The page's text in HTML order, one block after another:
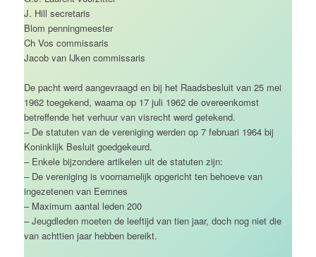
J. Hill secretaris
Blom penningmeester
Ch Vos commissaris
Jacob van IJken commissaris
De pacht werd aangevraagd en bij het Raadsbesluit van 25 mei
1962 toegekend, waarna op 17 juli 1962 de overeenkomst
betreffende het verhuur van visrecht werd getekend.
– De statuten van de vereniging werden op 7 februari 1964 bij
Koninklijk Besluit goedgekeurd.
– Enkele bijzondere artikelen uit de statuten zijn:
– De vereniging is voornamelijk opgericht ten behoeve van
ingezetenen van Eemnes
– Maximum aantal leden 200
– Jeugdleden moeten de leeftijd van tien jaar, doch nog niet die
van achttien jaar hebben bereikt.